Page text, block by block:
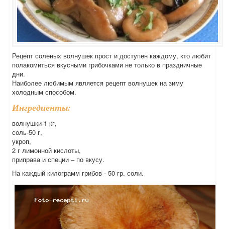
Рецепт соленых волнушек прост и доступен каждому, кто любит
полакомиться вкусными грибочками не только в праздничные
дни.
Наиболее любимым является рецепт волнушек на зиму
холодным способом.
Ингредиенты:
волнушки-1 кг,
соль-50 г,
укроп,
2 г лимонной кислоты,
приправа и специи – по вкусу.
На каждый килограмм грибов - 50 гр. соли.